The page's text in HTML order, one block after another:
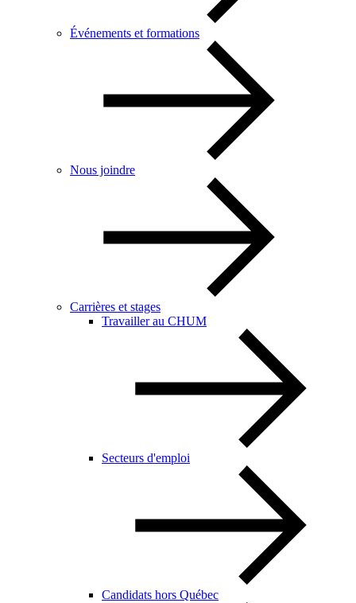
Événements et formations
Nous joindre
Carrières et stages
Travailler au CHUM
Secteurs d'emploi
Candidats hors Québec